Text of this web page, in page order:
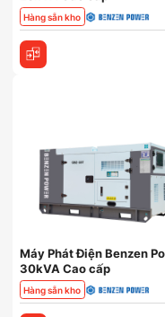
Hàng sẵn kho
Máy Phát Điện Benzen
30kVA Cao cấp
Hàng sẵn kho